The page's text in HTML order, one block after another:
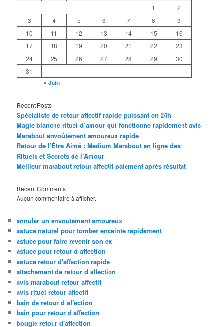
1
2
3
4 5 6 7 8
9
10
11 12 13 14 15
16
17
18 19 20 21 22
23
24
25 26 27 28 29
30
31
« Juin
Recent Posts
Spécialiste de retour affectif rapide puissant en 24h
Magie blanche rituel d’amour qui fonctionne rapidement avis
Marabout envoûtement amoureux rapide
Retour de l’Être Aimé : Medium Marabout en ligne des
Rituels et Secrets de l’Amour
Meilleur marabout retour affectif paiement après résultat
Recent Comments
Aucun commentaire à afficher.
annuler un envoutement amoureux
astuce naturel pour tomber enceinte rapidement
astuce pour faire revenir son ex
astuce pour retour d affection
astuce retour d'affection rapide
attachement de retour d affection
avis marabout retour affectif
avis rituel retour affectif
bain de retour d affection
bain pour retour d affection
bougie retour d'affection